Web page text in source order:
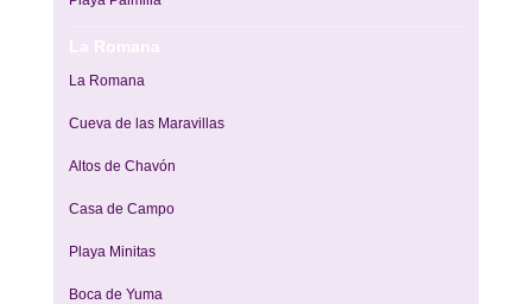
La Romana
La Romana
Cueva de las Maravillas
Altos de Chavón
Casa de Campo
Playa Minitas
Boca de Yuma